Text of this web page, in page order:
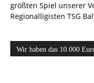
größten Spiel unserer
Regionalligisten TSG
Wir haben das 10.000